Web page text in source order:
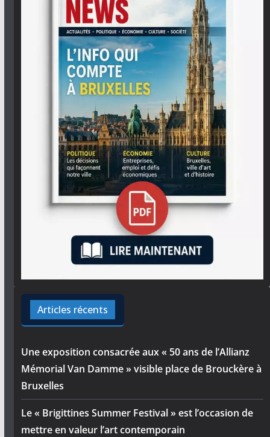
Articles récents
Une exposition consacrée aux « 50 ans de l’Allianz
Mémorial Van Damme » visible place de Brouckère à
Bruxelles
Le « Brigittines Summer Festival » est l’occasion de
mettre en valeur l’art contemporain